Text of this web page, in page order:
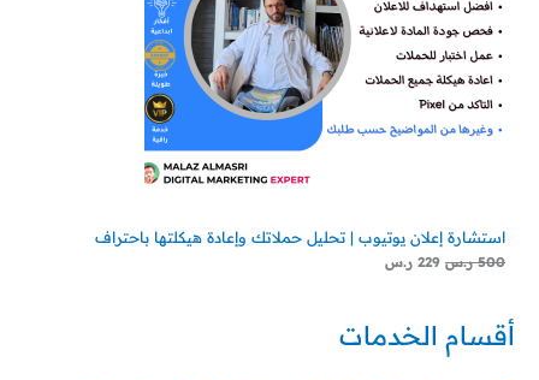
استشارة إعلان يوتيوب | تحليل حملاتك وإعادة هيكلتها باحتراف
500 ر.س 229 ر.س
أقسام الخدمات